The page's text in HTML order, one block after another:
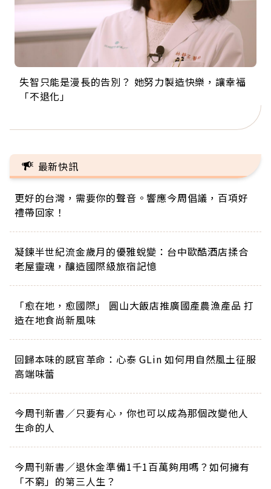
失智只能是漫長的告別？ 她努力製造快樂，讓幸福
「不退化」
來自剛果的巧克力神父 為台灣奉獻36年 「台灣是我
的家，我連作夢都講台語！」
63歲卸矽谷副總、搬回台灣找快樂！「蛋黃哥小
丑」走進安養院，逗樂上萬爺奶：退休後才開始真
104歲打破金氏世界紀錄 成為全球最年長羽球選
手，分享長壽的秘密原來是「這個」
事業巔峰他選擇追夢…黑手阿伯拉小提琴還登上小
巨蛋！連CNN都大讚！
最新快訊
更好的台灣，需要你的聲音。響應今周倡議，百項好
禮帶回家！
凝鍊半世紀流金歲月的優雅蛻變：台中歐酷酒店揉合
老屋靈魂，釀造國際級旅宿記憶
「愈在地，愈國際」 圓山大飯店推廣國產農漁產品 打
造在地食尚新風味
回歸本味的感官革命：心泰 GLin 如何用自然風土征服
高端味蕾
今周刊新書／只要有心，你也可以成為那個改變他人
生命的人
今周刊新書／退休金準備1千1百萬夠用嗎？如何擁有
「不窮」的第三人生？